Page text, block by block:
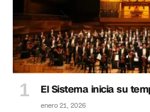
El Sistema inicia su
enero 21, 2026